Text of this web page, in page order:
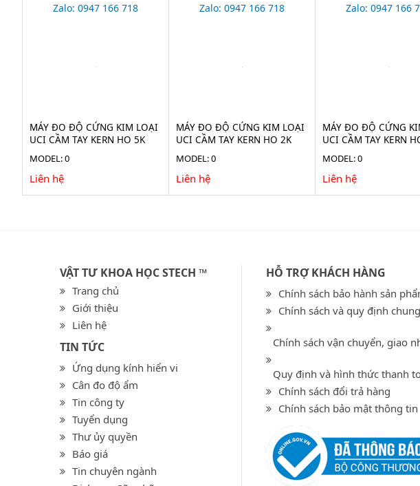
Zalo: 0947 166 718
MÁY ĐO ĐỘ CỨNG KIM LOẠI
UCI CẦM TAY KERN HO 5K
MODEL: 0
Liên hệ
Zalo: 0947 166 718
MÁY ĐO ĐỘ CỨNG KIM LOẠI
UCI CẦM TAY KERN HO 2K
MODEL: 0
Liên hệ
Zalo: 0947 166
MÁY ĐO ĐỘ CỨNG
UCI CẦM TAY KERN
MODEL: 0
Liên hệ
VẬT TƯ KHOA HỌC STECH ™
Trang chủ
Giới thiệu
Liên hệ
TIN TỨC
Ứng dụng kính hiển vi
Cân đo độ ẩm
Tin công ty
Tuyển dụng
Thư ủy quyền
Báo giá
Tin chuyên ngành
HỖ TRỢ KHÁCH HÀNG
Chính sách bảo hành sản
Chính sách và quy định chung
Chính sách vận chuyển, giao
Quy định và hình thức thanh
Chính sách đổi trả hàng
Chính sách bảo mật thông tin